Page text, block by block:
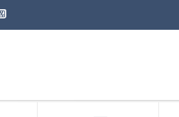
Kontaktformular